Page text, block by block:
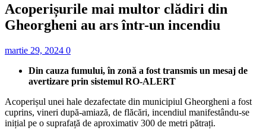
Acoperișurile mai multor clădiri din
Gheorgheni au ars într-un incendiu
martie 29, 2024 0
Din cauza fumului, în zonă a fost transmis un mesaj de
avertizare prin sistemul RO-ALERT
Acoperișul unei hale dezafectate din municipiul Gheorgheni a fost
cuprins, vineri după-amiază, de flăcări, incendiul manifestându-se
inițial pe o suprafață de aproximativ 300 de metri pătrați.